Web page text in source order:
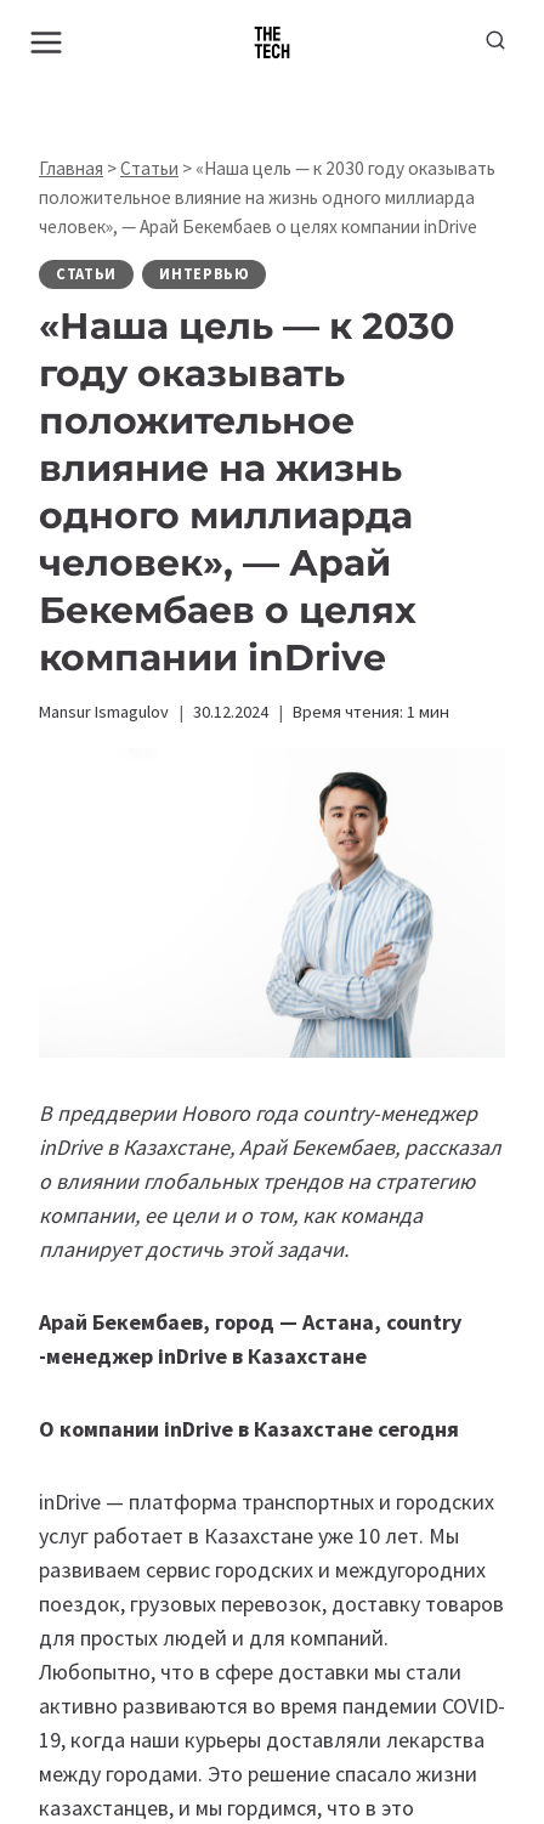
Главная >Статьи > «Наша цель — к 2030 году оказывать
положительное влияние на жизнь одного миллиарда
человек», — Арай Бекембаев о целях компании inDrive
СТАТЬИ ИНТЕРВЬЮ
«Наша цель — к 2030
году оказывать
положительное
влияние на жизнь
одного миллиарда
человек», — Арай
Бекембаев о целях
компании inDrive
Mansur Ismagulov 30.12.2024 Время чтения: 1 мин
В преддверии Нового года country-менеджер
inDrive в Казахстане, Арай Бекембаев, рассказал
о влиянии глобальных трендов на стратегию
компании, ее цели и о том, как команда
планирует достичь этой задачи.
Арай Бекембаев, город — Астана, country
-менеджер inDrive в Казахстане
О компании inDrive в Казахстане сегодня
inDrive — платформа транспортных и городских
услуг работает в Казахстане уже 10 лет. Мы
развиваем сервис городских и междугородних
поездок, грузовых перевозок, доставку товаров
для простых людей и для компаний.
Любопытно, что в сфере доставки мы стали
активно развиваются во время пандемии COVID-
19, когда наши курьеры доставляли лекарства
между городами. Это решение спасало жизни
казахстанцев, и мы гордимся, что в это